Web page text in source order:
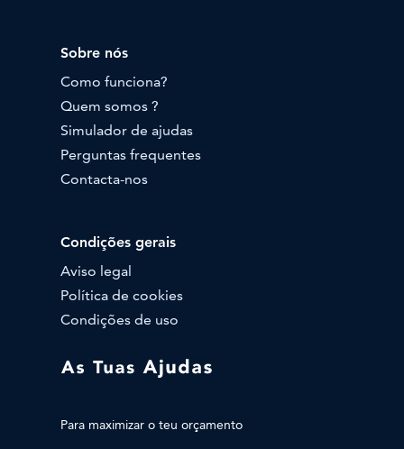
Para maximizar o teu orçamento
Sobre nós
Como funciona?
Quem somos ?
Simulador de ajudas
Perguntas frequentes
Contacta-nos
Condições gerais
Aviso legal
Política de cookies
Condições de uso